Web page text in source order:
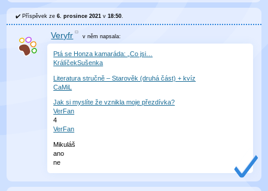
Příspěvek ze6. prosince 2021 v18:50
Veryfr v němnapsala:
Ptá se Honza kamaráda: „Co jsi…
KrálíčekSušenka
Literatura stručně – Starověk (druhá část) + kvíz
CaMiL
Jak si myslíte že vznikla moje přezdívka?
VerFan
4
VerFan
Mikuláš
ano
ne